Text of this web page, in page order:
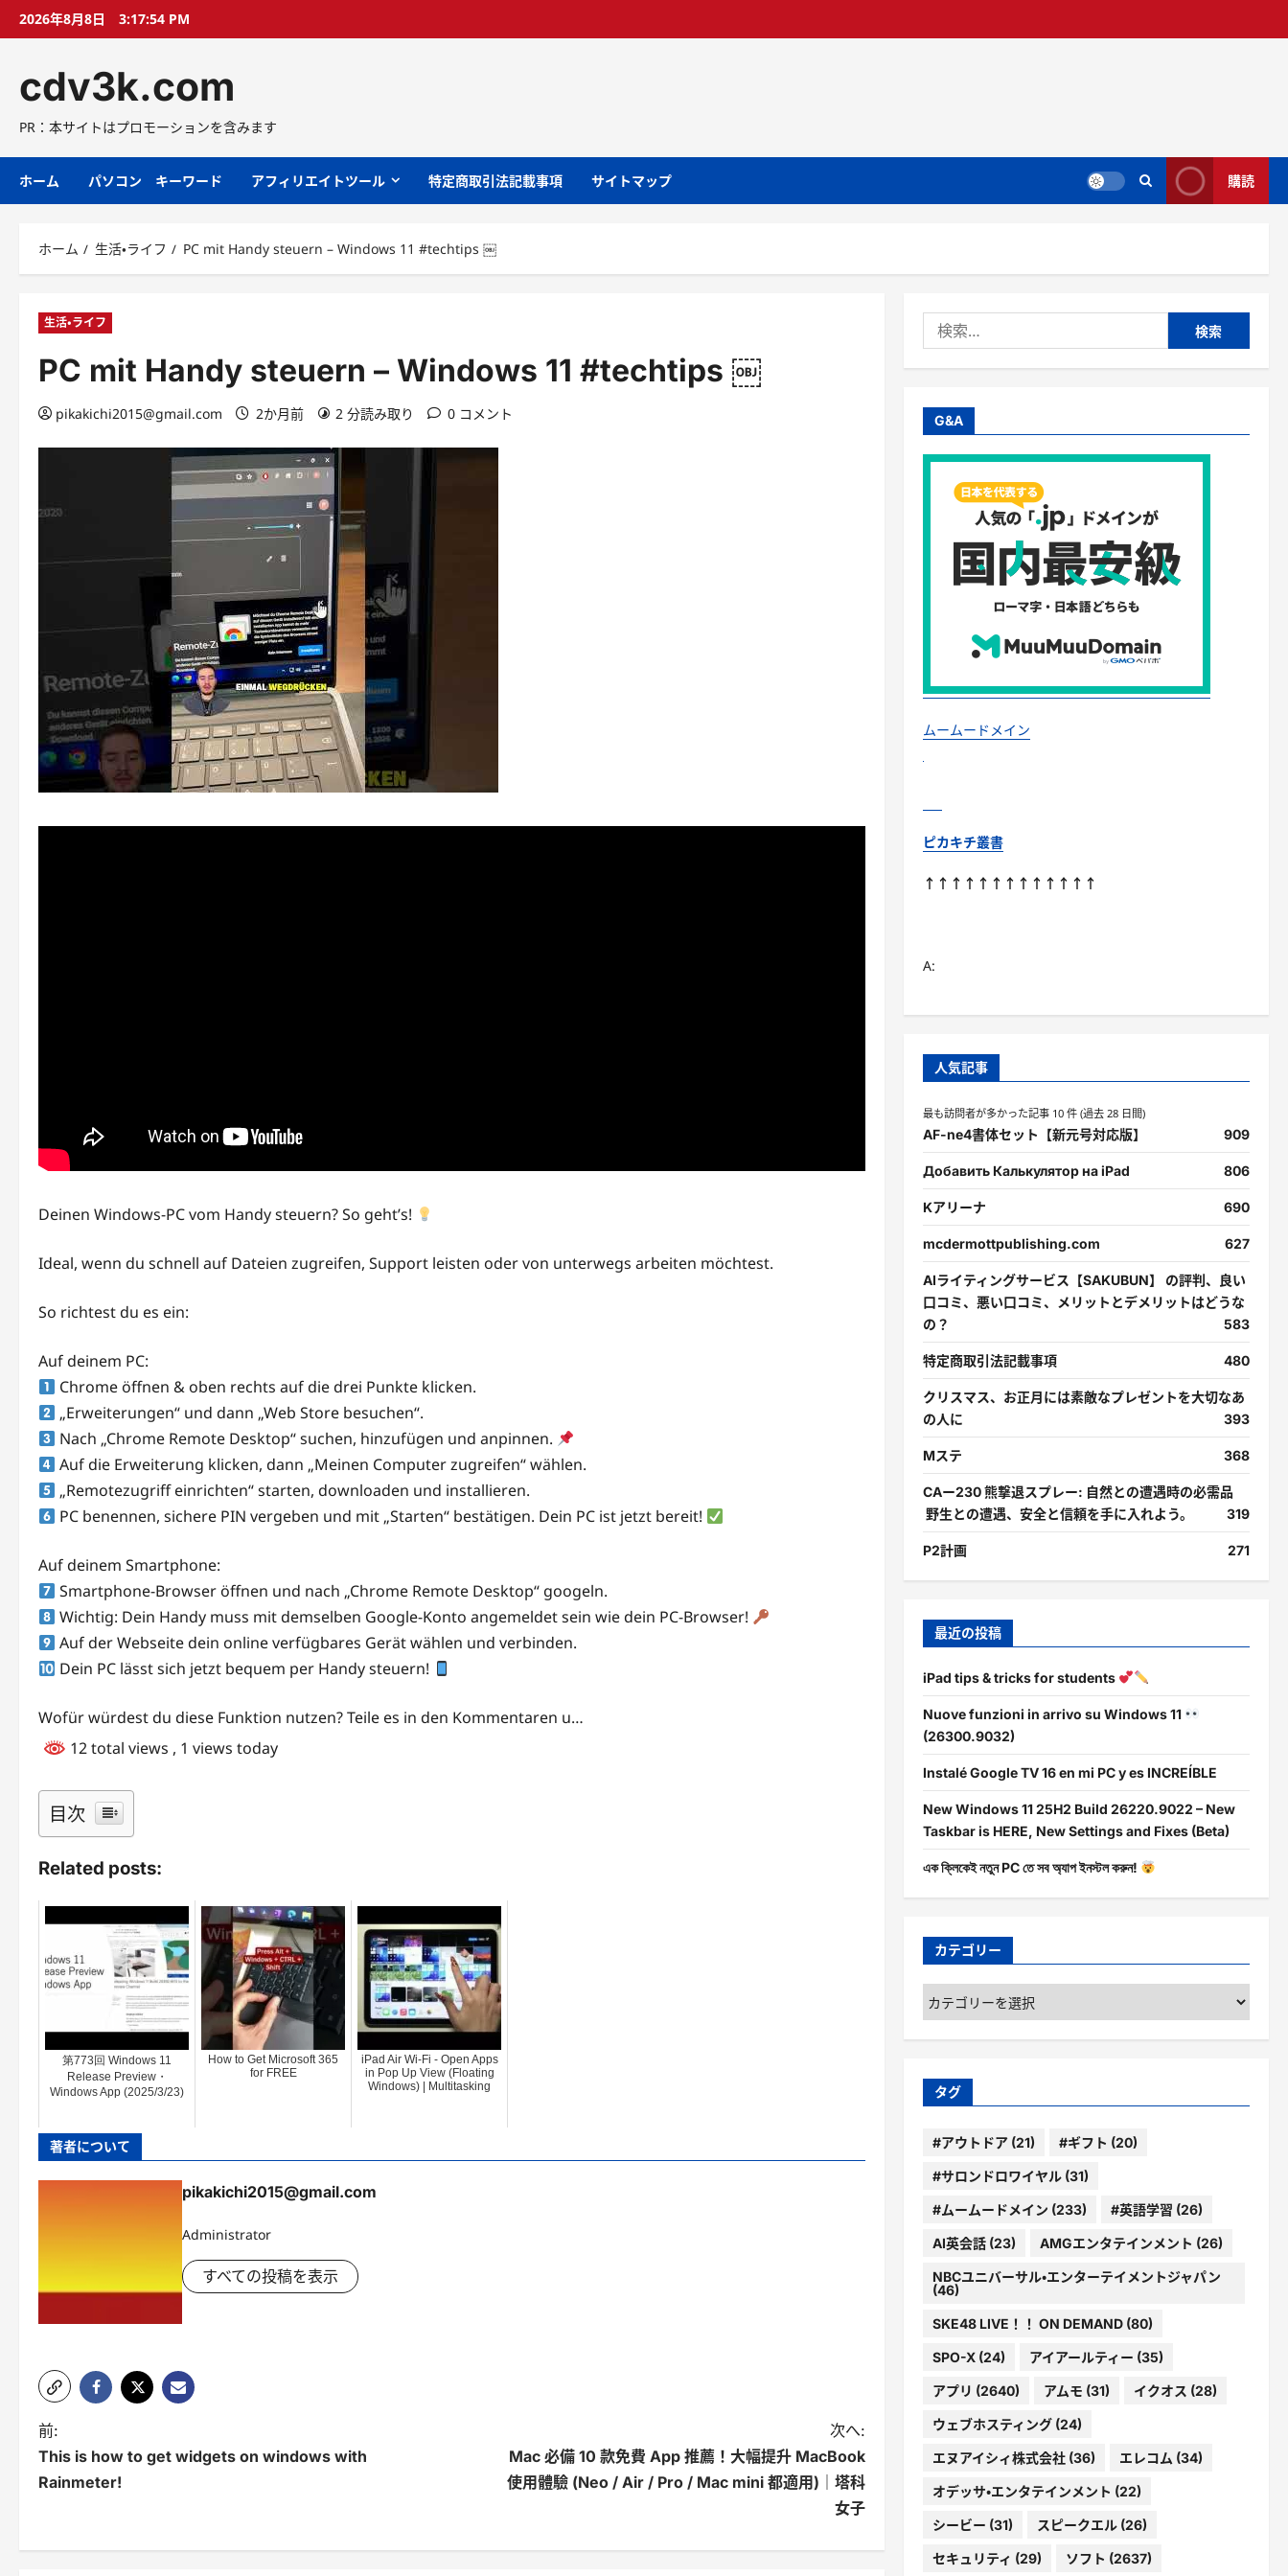
プ
2026年8月8日 3:17:55 PM
cdv3k.com
PR：本サイトはプロモーションを含みます
ホーム パソコン キーワード アフィリエイトツール 特定商取引法記載事項 サイトマップ 購読
ホーム 生活・ライフ PC mit Handy steuern – Windows 11 #techtips ￼
生活・ライフ
PC mit Handy steuern – Windows 11 #techtips ￼
pikakichi2015@gmail.com 2か月前 2 分読み取り 0 コメント
Deinen Windows-PC vom Handy steuern? So geht’s!
Ideal, wenn du schnell auf Dateien zugreifen, Support leisten oder von unterwegs arbeiten möchtest.
So richtest du es ein:
Auf deinem PC:
Chrome öffnen & oben rechts auf die drei Punkte klicken.
„Erweiterungen“ und dann „Web Store besuchen“.
Nach „Chrome Remote Desktop“ suchen, hinzufügen und anpinnen.
Auf die Erweiterung klicken, dann „Meinen Computer zugreifen“ wählen.
„Remotezugriff einrichten“ starten, downloaden und installieren.
PC benennen, sichere PIN vergeben und mit „Starten“ bestätigen. Dein PC ist jetzt bereit!
Auf deinem Smartphone:
Smartphone-Browser öffnen und nach „Chrome Remote Desktop“ googeln.
Wichtig: Dein Handy muss mit demselben Google-Konto angemeldet sein wie dein PC-Browser!
Auf der Webseite dein online verfügbares Gerät wählen und verbinden.
Dein PC lässt sich jetzt bequem per Handy steuern!
Wofür würdest du diese Funktion nutzen? Teile es in den Kommentaren u…
12 total views , 1 views today
目次
Related posts:
第773回 Windows 11
Release Preview・
Windows App (2025/3/23)
How to Get Microsoft 365
for FREE
iPad Air Wi-Fi - Open Apps
in Pop Up View (Floating
Windows) | Multitasking
著者について
pikakichi2015@gmail.com
Administrator
すべての投稿を表示
投
稿
前:
This is how to get widgets on windows with
Rainmeter!
次へ:
Mac 必備 10 款免費 App 推薦！大幅提升 MacBook
使用體驗 (Neo / Air / Pro / Mac mini 都適用)｜塔科
女子
索:
G&A
ムームードメイン
ピカキチ叢書
↑↑↑↑↑↑↑↑↑↑↑↑↑
A:
人気記事
最も訪問者が多かった記事 10 件 (過去 28 日間)
AF-ne4書体セット【新元号対応版】 909
Добавить Калькулятор на iPad 806
Kアリーナ 690
mcdermottpublishing.com 627
AIライティングサービス【SAKUBUN】 の評判、良い
口コミ、悪い口コミ、メリットとデメリットはどうな
の？
583
特定商取引法記載事項 480
クリスマス、お正月には素敵なプレゼントを大切なあ
の人に
393
Mステ 368
CAー230 熊撃退スプレー: 自然との遭遇時の必需品
野生との遭遇、安全と信頼を手に入れよう。
319
P2計画 271
最近の投稿
iPad tips & tricks for students
Nuove funzioni in arrivo su Windows 11
(26300.9032)
Instalé Google TV 16 en mi PC y es INCREÍBLE
New Windows 11 25H2 Build 26220.9022 – New
Taskbar is HERE, New Settings and Fixes (Beta)
এক ক্লিকেই নতুন PC তে সব অ্যাপ ইনস্টল করুন!
カテゴリー
カ
テ
ゴ
ー
タグ
#アウトドア(21) #ギフト (20)
#サロンドロワイヤル(31)
#ムームードメイン (233) #英語学習 (26)
AI英会話(23) AMGエンタテインメント (26)
NBCユニバーサル・エンターテイメントジャパン
(46)
SKE48 LIVE！！ ON DEMAND(80)
SPO-X(24) アイアールティー (35)
アプリ (2640) アムモ (31) イクオス (28)
ウェブホスティング(24)
エヌアイシィ株式会社(36) エレコム (34)
オデッサ・エンタテインメント (22)
シービー (31) スピークエル(26)
セキュリティ (29) ソフト (2637)